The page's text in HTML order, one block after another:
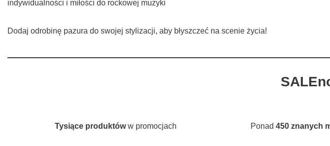
indywidualności i miłości do rockowej muzyki
Dodaj odrobinę pazura do swojej stylizacji, aby błyszczeć na scenie życia!
Tysiące produktóww promocjach Ponad 450 znanych